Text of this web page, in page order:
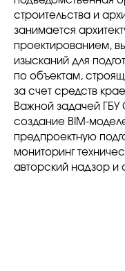
строительства и
занимается
проектированием,
изысканий для
по объектам,
за счет средств
Важной задачей ГБУ
создание BIM-
предпроектную
мониторинг
авторский надзор и